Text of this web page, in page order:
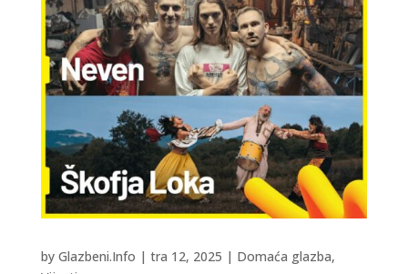
by Glazbeni.Info | tra 12, 2025 | Domaća glazba,